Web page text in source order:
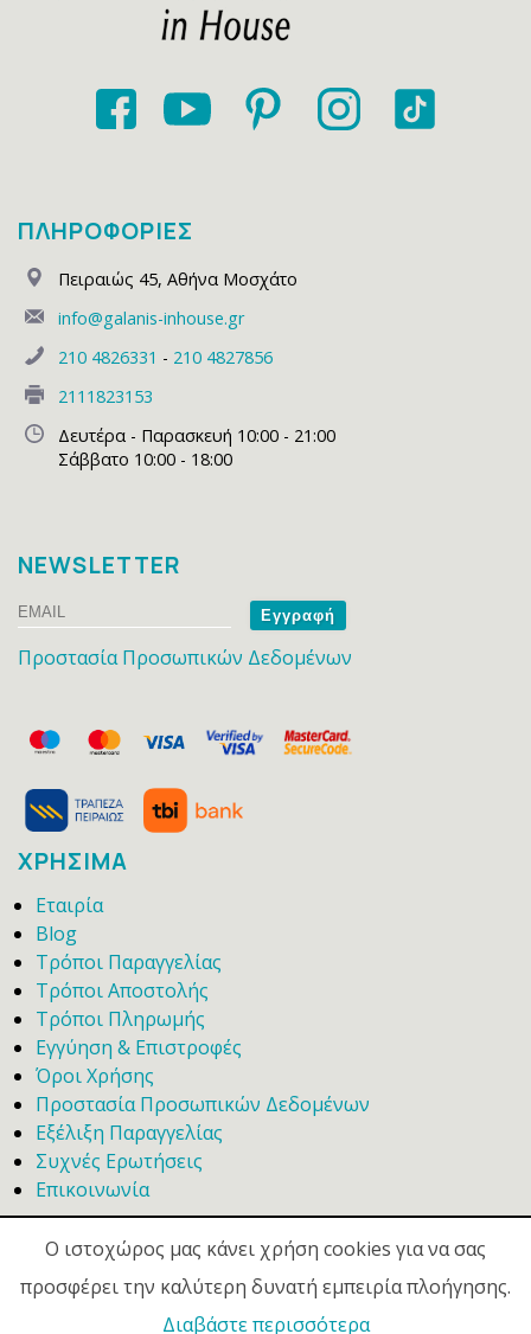
ΠΛΗΡΟΦΟΡΙΕΣ
Πειραιώς 45, Αθήνα Μοσχάτο
info@galanis-inhouse.gr
210 4826331 - 210 4827856
2111823153
Δευτέρα - Παρασκευή 10:00 - 21:00
Σάββατο 10:00 - 18:00
NEWSLETTER
Email
Name
Προστασία Προσωπικών Δεδομένων
ΧΡΗΣΙΜΑ
Εταιρία
Blog
Τρόποι Παραγγελίας
Τρόποι Αποστολής
Τρόποι Πληρωμής
Εγγύηση & Επιστροφές
Όροι Χρήσης
Προστασία Προσωπικών Δεδομένων
Εξέλιξη Παραγγελίας
Συχνές Ερωτήσεις
Επικοινωνία
Ο ιστοχώρος μας κάνει χρήση cookies για να σας
προσφέρει την καλύτερη δυνατή εμπειρία πλοήγησης.
Διαβάστε περισσότερα